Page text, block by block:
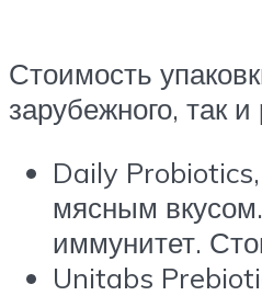
Стоимость
зарубежного, так
Daily
мясным
иммунитет.
Unitabs